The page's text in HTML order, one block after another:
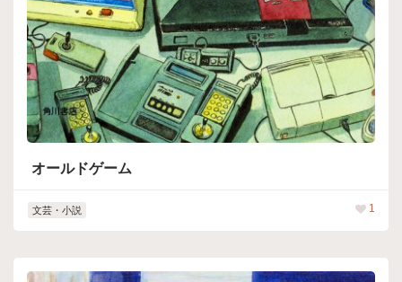
オールドゲーム
文芸・小説 1